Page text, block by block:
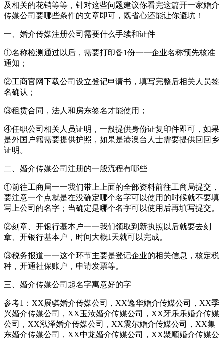
及相关的花销等等，针对这些问题建议你看完这篇开一家婚介
传媒公司要哪些条件的文章即可，既省心还能让你避坑！
一、婚介传媒注册公司需要什么手续和证件
①名称检测通过以后，需要打印备1份一一企业名称预先核准
通知；
②工商官网下载公司设立登记申请书，填写完整后相关人员签
名确认；
③租赁合同，法人和房东签名才能使用；
④任职公司相关人员证明，一般提供身份证复印件即可，如果
是外国户籍需要提供护照，如果是港澳台人士需要提供回回乡
证明。
二、婚介传媒公司注册的一般流程有哪些
①前往工商局一一我们带上上面的全部资料前往工商局提交，
要注意一个点就是在没确定哪个名字可以使用的时候就不要填
写上公司的名字；当确定是哪个名字可以使用后再填写提交。
②刻章、开银行基本户一一我们领取到新执照以后就要去刻
章、开银行基本户，时间大概1天就可以完成。
③税务报道一一这个环节主要是登记企业的相关信息，核定税
种，开通社保账户，申请发票等。
三、婚介传媒公司起名字寓意好的字
参考1：XX展骐婚介传媒公司，XX逸华婚介传媒公司，XX季
兴婚介传媒公司，XX玉汝婚介传媒公司，XX牙乐乐婚介传媒
公司，XX泓泽婚介传媒公司，XX震尔婚介传媒公司，XX集
东婚介传媒公司，XX中龙婚介传媒公司，XX聚顺婚介传媒公